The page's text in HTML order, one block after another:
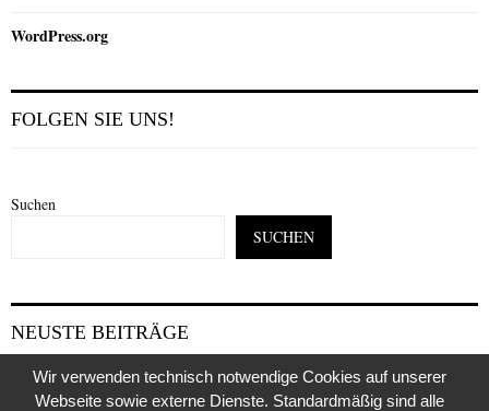
WordPress.org
FOLGEN SIE UNS!
Suchen
SUCHEN
NEUSTE BEITRÄGE
Putin- er blieb immer der kleine KGB-Agent
Wir verwenden technisch notwendige Cookies auf unserer
Webseite sowie externe Dienste. Standardmäßig sind alle